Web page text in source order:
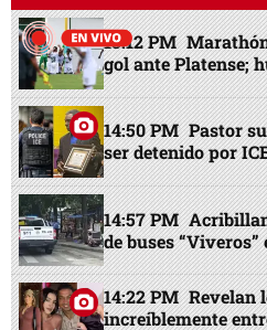
13:12 PM
gol ante Platense;
14:50 PM Pastor
ser detenido por
14:57 PM
de buses
14:22 PM Revelan
increíblemente